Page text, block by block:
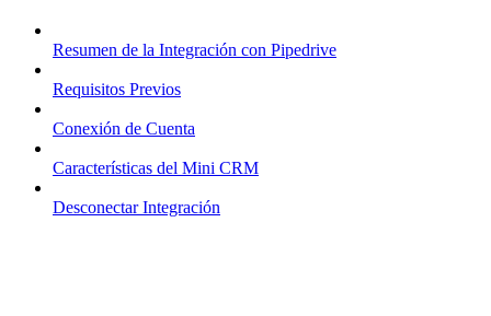
Resumen de la Integración con Pipedrive
Requisitos Previos
Conexión de Cuenta
Características del Mini CRM
Desconectar Integración